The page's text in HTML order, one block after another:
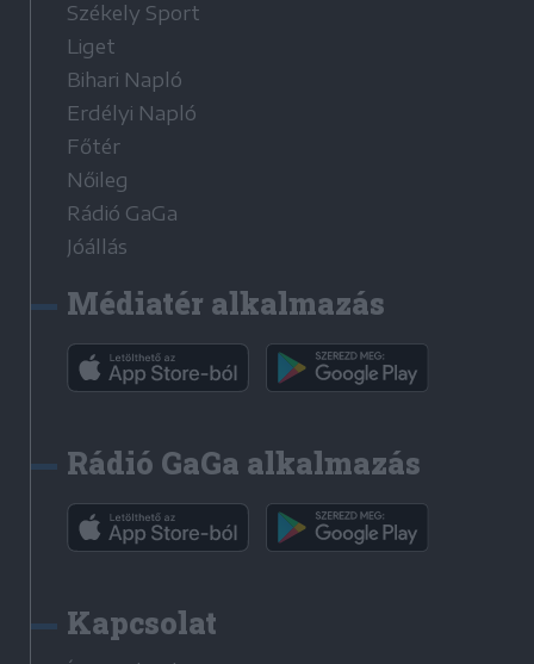
Székely Sport
Liget
Bihari Napló
Erdélyi Napló
Főtér
Nőileg
Rádió GaGa
Jóállás
Médiatér alkalmazás
Rádió GaGa alkalmazás
Kapcsolat